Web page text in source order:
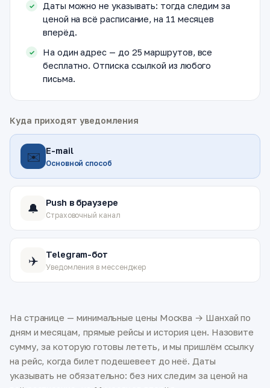
Даты можно не указывать: тогда следим за
ценой на всё расписание, на 11 месяцев
вперёд.
На один адрес — до 25 маршрутов, все
бесплатно. Отписка ссылкой из любого
письма.
Куда приходят уведомления
✉️ E-mail
Основной способ
🔔 Push в браузере
Страховочный канал
✈️ Telegram-бот
Уведомления в мессенджер
На странице — минимальные цены Москва → Шанхай по
дням и месяцам, прямые рейсы и история цен. Назовите
сумму, за которую готовы лететь, и мы пришлём ссылку
на рейс, когда билет подешевеет до неё. Даты
указывать не обязательно: без них следим за ценой на